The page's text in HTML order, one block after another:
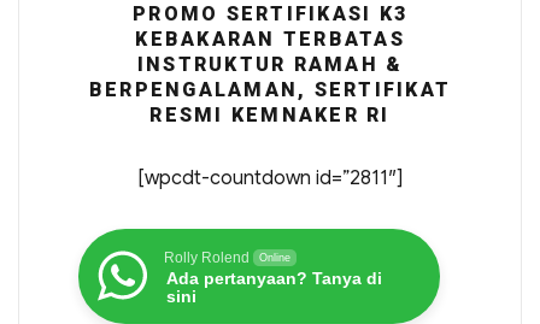
PROMO SERTIFIKASI K3
KEBAKARAN TERBATAS
INSTRUKTUR RAMAH &
BERPENGALAMAN, SERTIFIKAT
RESMI KEMNAKER RI
[wpcdt-countdown id=”2811″]
Rolly Rolend Online
Ada pertanyaan? Tanya di
sini